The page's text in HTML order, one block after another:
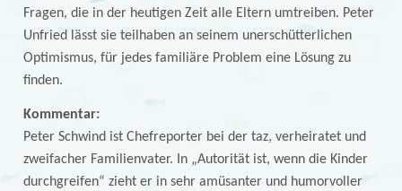
Fragen, die in der heutigen Zeit alle Eltern umtreiben. Peter
Unfried lässt sie teilhaben an seinem unerschütterlichen
Optimismus, für jedes familiäre Problem eine Lösung zu
finden.
Kommentar:
Peter Schwind ist Chefreporter bei der taz, verheiratet und
zweifacher Familienvater. In „Autorität ist, wenn die Kinder
durchgreifen“ zieht er in sehr amüsanter und humorvoller